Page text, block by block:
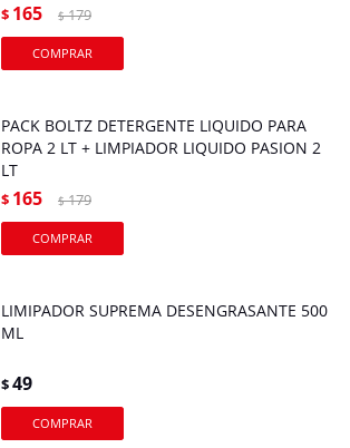
$ 165 $ 179
PACK BOLTZ DETERGENTE LIQUIDO PARA
ROPA 2 LT + LIMPIADOR LIQUIDO PASION 2
LT
$ 165 $ 179
LIMIPADOR SUPREMA DESENGRASANTE 500
ML
$49